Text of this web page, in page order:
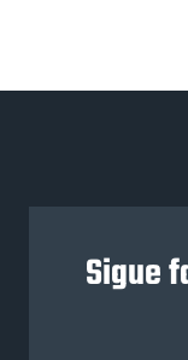
Sigue